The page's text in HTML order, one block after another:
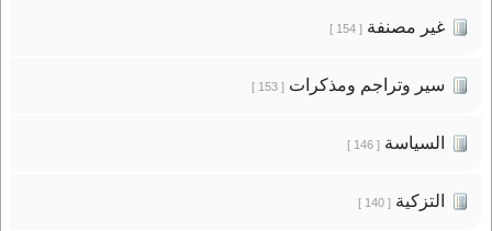
غير مصنفة[ 154 ]
سير وتراجم ومذكرات[ 153 ]
السياسة[ 146 ]
التزكية[ 140 ]